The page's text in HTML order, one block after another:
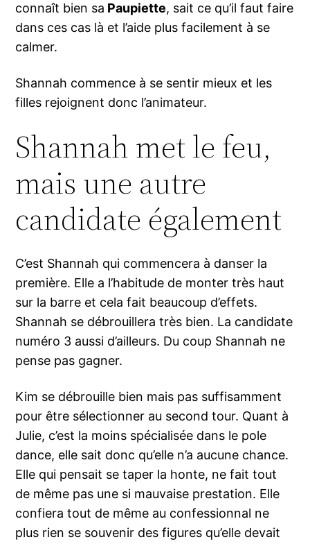
connaît bien sa Paupiette, sait ce qu’il faut faire
dans ces cas là et l’aide plus facilement à se
calmer.
Shannah commence à se sentir mieux et les
filles rejoignent donc l’animateur.
Shannah met le feu,
mais une autre
candidate également
C’est Shannah qui commencera à danser la
première. Elle a l’habitude de monter très haut
sur la barre et cela fait beaucoup d’effets.
Shannah se débrouillera très bien. La candidate
numéro 3 aussi d’ailleurs. Du coup Shannah ne
pense pas gagner.
Kim se débrouille bien mais pas suffisamment
pour être sélectionner au second tour. Quant à
Julie, c’est la moins spécialisée dans le pole
dance, elle sait donc qu’elle n’a aucune chance.
Elle qui pensait se taper la honte, ne fait tout
de même pas une si mauvaise prestation. Elle
confiera tout de même au confessionnal ne
plus rien se souvenir des figures qu’elle devait